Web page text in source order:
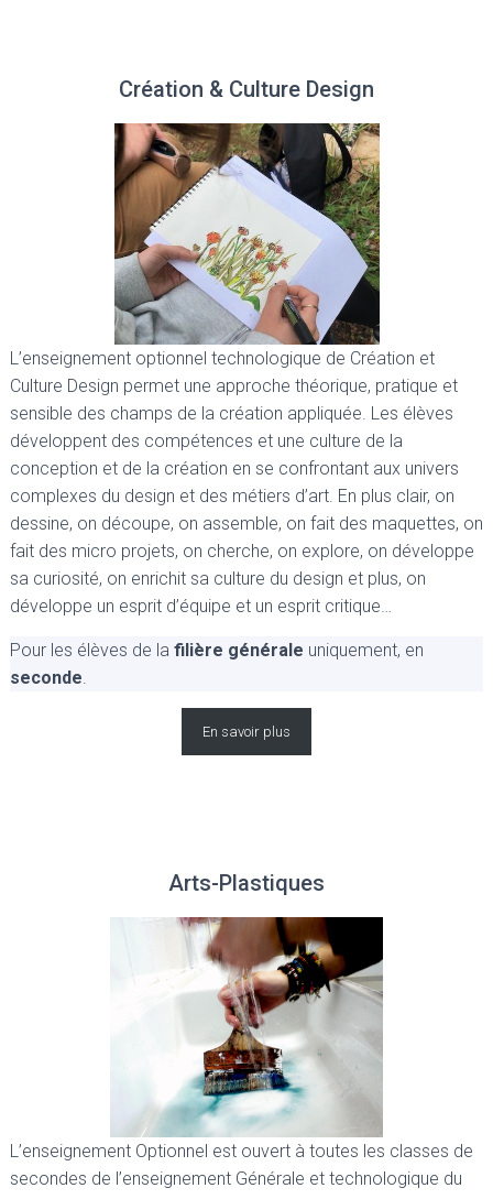
Création & Culture Design
L’enseignement optionnel technologique de Création et
Culture Design permet une approche théorique, pratique et
sensible des champs de la création appliquée. Les élèves
développent des compétences et une culture de la
conception et de la création en se confrontant aux univers
complexes du design et des métiers d’art. En plus clair, on
dessine, on découpe, on assemble, on fait des maquettes, on
fait des micro projets, on cherche, on explore, on développe
sa curiosité, on enrichit sa culture du design et plus, on
développe un esprit d’équipe et un esprit critique…
Pour les élèves de la filière générale uniquement, en
seconde.
En savoir plus
Arts-Plastiques
L’enseignement Optionnel est ouvert à toutes les classes de
secondes de l’enseignement Générale et technologique du